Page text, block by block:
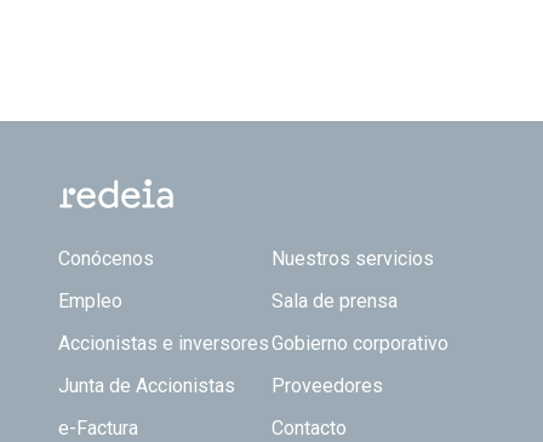
Footer TOP
Conócenos
Nuestros servicios
Empleo
Sala de prensa
Accionistas e inversoresGobierno corporativo
Junta de Accionistas
Proveedores
e-Factura
Contacto